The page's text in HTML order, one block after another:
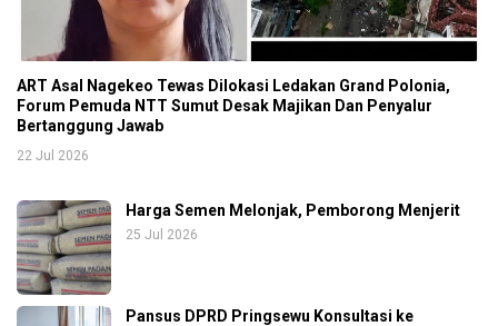
ART Asal Nagekeo Tewas Dilokasi Ledakan Grand Polonia,
Forum Pemuda NTT Sumut Desak Majikan Dan Penyalur
Bertanggung Jawab
22 Jul 2026
Harga Semen Melonjak, Pemborong Menjerit
25 Jul 2026
Pansus DPRD Pringsewu Konsultasi ke